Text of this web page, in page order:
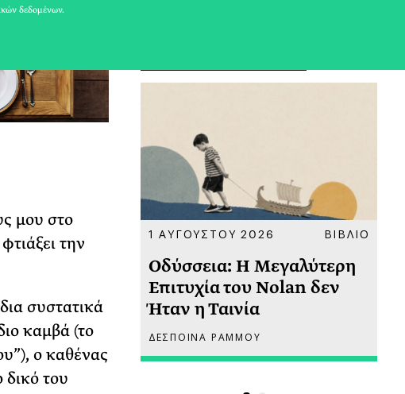
μου στο
την
συστατικά
καμβά (το
ο καθένας
του
που
1 ΑΥΓΟΥΣΤΟΥ 2026 ΒΙΒΛΙΟ
Οδύσσεια: Η Μεγαλύτερη
Επιτυχία του Nolan δεν
Ήταν η Ταινία
ΔΕΣΠΟΙΝΑ ΡΑΜΜΟΥ
δεδομένων.